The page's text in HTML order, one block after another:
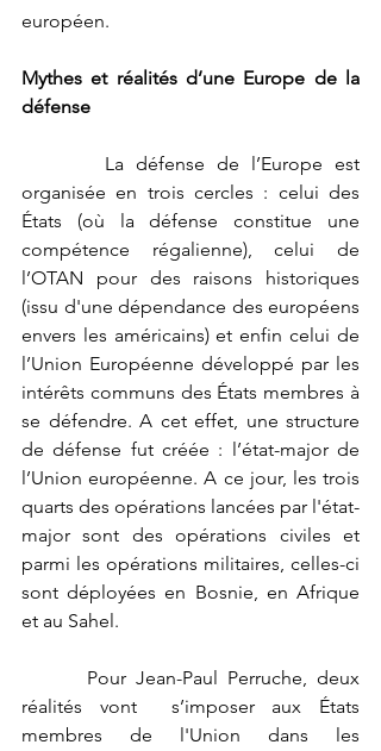
européen.
Mythes et réalités d’une Europe de la
défense
organisée en trois cercles : celui des
États (où la défense constitue une
compétence régalienne), celui de
l’OTAN pour des raisons historiques
(issu d'une dépendance des européens
envers les américains) et enfin celui de
l’Union Européenne développé par les
intérêts communs des États membres à
se défendre. A cet effet, une structure
de défense fut créée : l’état-major de
l’Union européenne. A ce jour, les trois
quarts des opérations lancées par l'état-
major sont des opérations civiles et
parmi les opérations militaires, celles-ci
sont déployées en Bosnie, en Afrique
et au Sahel.
réalités vont  s’imposer aux États
membres de l'Union dans les